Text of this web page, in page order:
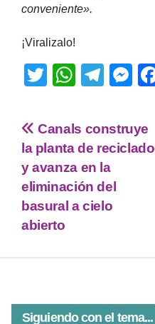
conveniente».
¡Viralizalo!
T
tt
er
W
at
s
A
p
p
T
e
gr
a
m
M
ss
e
Canals construye
la planta de reciclado
y avanza en la
eliminación del
basural a cielo
abierto
Siguiendo con el tema...